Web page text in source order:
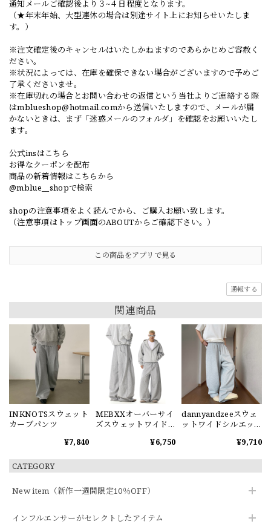
CATEGORY
New item（新作一週間限定10％OFF）
インフルエンサーがセレクトしたアイテム
通知メールご確認後より３~４日程度となります。
（★年末年始、大型連休の場合は別途サイト上にお知らせいたしま
す。）
※注文確定後のキャンセルはいたしかねますのであらかじめご容赦く
ださい。
※状況によっては、在庫を確保できない場合がございますので予めご
了承くださいませ。
※在庫切れの場合とお問い合わせの返信という当社よりご連絡する際
はmblueshop@hotmail.comから送信いたしますので、メールが届
かないときは、まず「迷惑メールのフォルダ」を確認をお願いいたし
ます。
公式insはこちら
お得なクーポンを配布
商品の新着情報はこちらから
@mblue__shopで検索
shopの注意事項をよく読んでから、ご購入お願い致します。
（注意事項はトップ画面のABOUTからご確認下さい。）
この商品をアプリで見る
通報する
関連商品
INKNOTSスウェット
カーブパンツ
¥7,840
MEBXXオーバーサイ
ズスウェットワイド
¥6,750
dannyandzeeスウェ
ットワイドシルエッ
¥9,710